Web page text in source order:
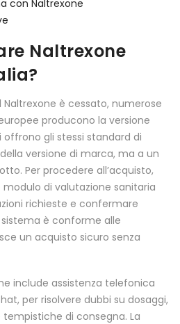
con Naltrexone
Naltrexone
è cessato, numerose
producono la versione
gli stessi standard di
versione di marca, ma a un
Per procedere all’acquisto,
di valutazione sanitaria
richieste e confermare
sistema è conforme alle
un acquisto sicuro senza
include assistenza telefonica
per risolvere dubbi su dosaggi,
di consegna. La